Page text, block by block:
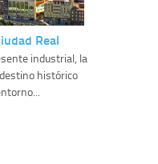
Real
industrial, la
histórico